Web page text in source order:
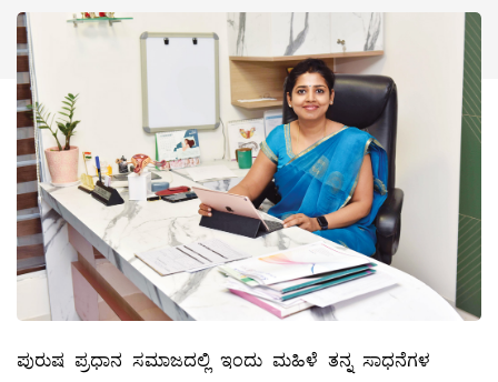
ಪುರುಷ ಪ್ರಧಾನ ಸಮಾಜದಲ್ಲಿ ಇಂದು ಮಹಿಳೆ ತನ್ನ ಸಾಧನೆಗಳ